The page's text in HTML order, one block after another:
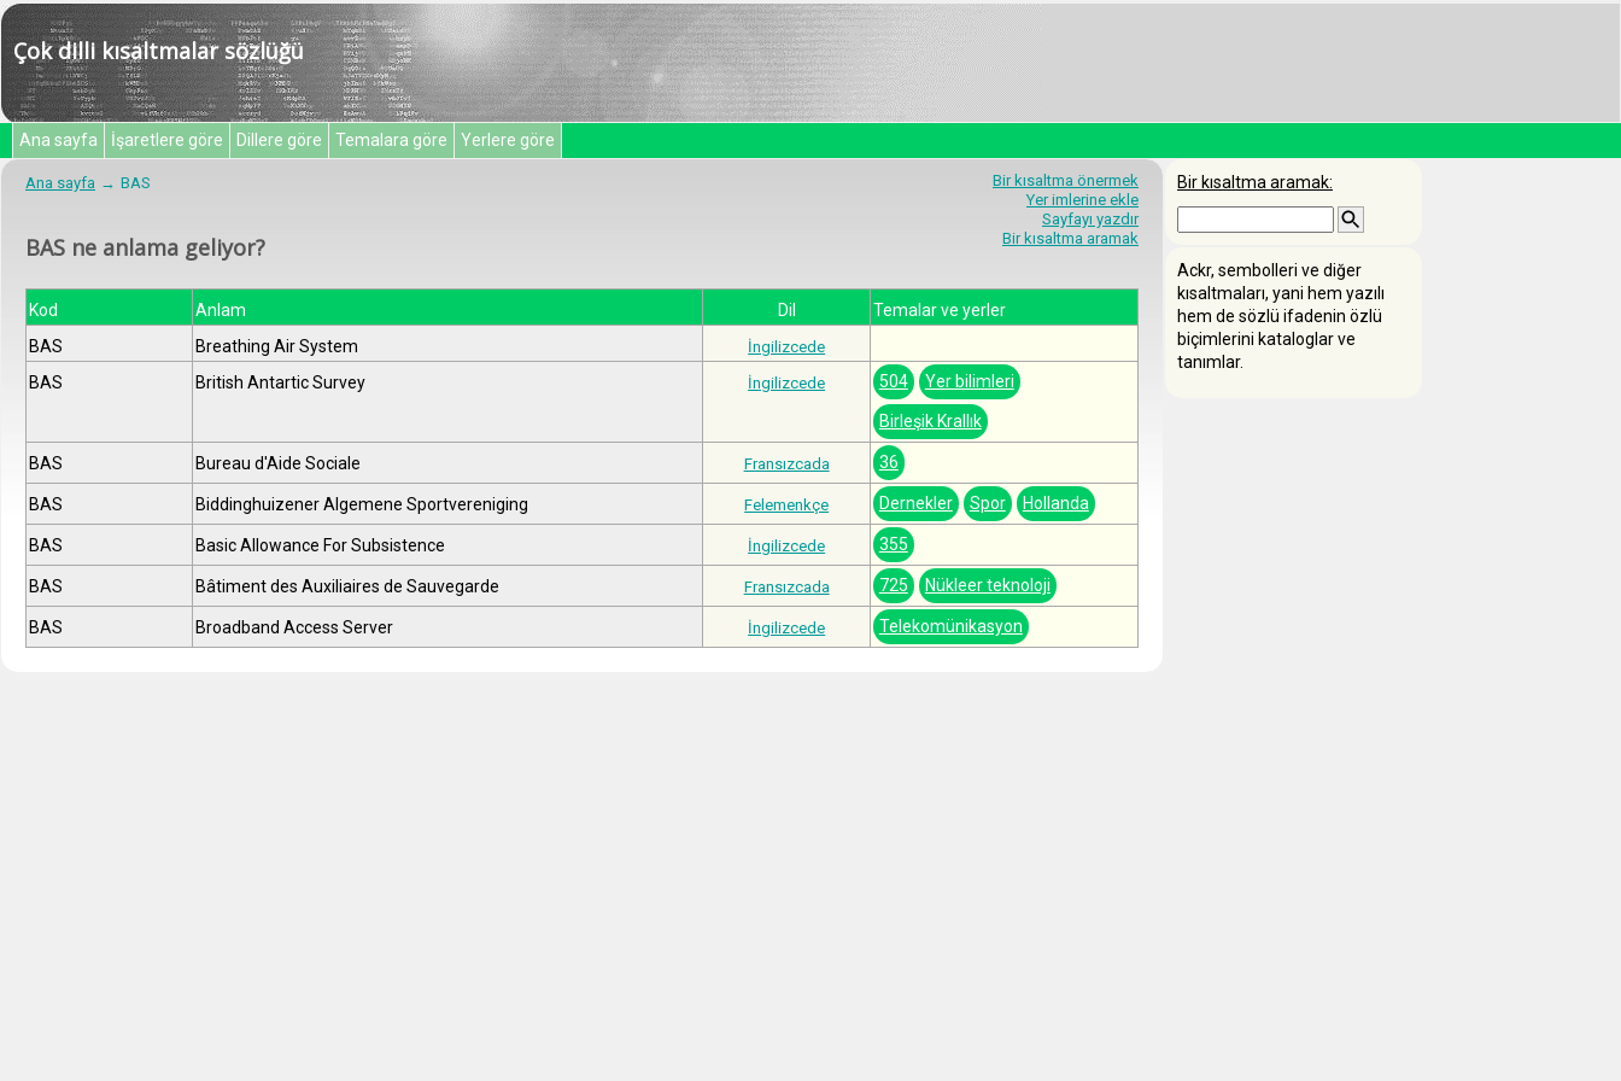
Çok dilli kısaltmalar sözlüğü
Ana sayfa İşaretlere göre Dillere göre Temalara göre Yerlere göre
Bir kısaltma önermek
Yer imlerine ekle
Sayfayı yazdır
Bir kısaltma aramak
Ana sayfa BAS
BAS ne anlama geliyor?
Kod Anlam Dil
Temalar ve yerler
BAS
Breathing Air System İngilizcede
BAS British Antartic Survey İngilizcede 504 Yer bilimleri
Birleşik Krallık
BAS Bureau d'Aide Sociale Fransızcada 36
BAS Biddinghuizener Algemene Sportvereniging Felemenkçe Dernekler Spor Hollanda
BAS Basic Allowance For Subsistence İngilizcede 355
BAS Bâtiment des Auxiliaires de Sauvegarde Fransızcada 725 Nükleer teknoloji
BAS Broadband Access Server İngilizcede Telekomünikasyon
Bir kısaltma aramak:
Ackr, sembolleri ve diğer
kısaltmaları, yani hem yazılı
hem de sözlü ifadenin özlü
biçimlerini kataloglar ve
tanımlar.